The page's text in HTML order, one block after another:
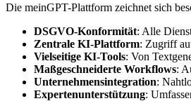
Die meinGPT-Plattform zeichnet sich
DSGVO-Konformität: Alle
Zentrale KI-Plattform: Zugriff
Vielseitige KI-Tools: Von
Maßgeschneiderte Workflows:
Unternehmensintegration:
Expertenunterstützung: